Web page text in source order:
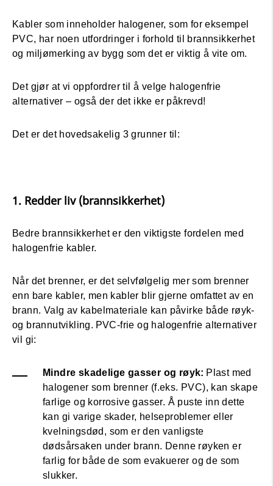
Kabler som inneholder halogener, som for eksempel
PVC, har noen utfordringer i forhold til brannsikkerhet
og miljømerking av bygg som det er viktig å vite om.
Det gjør at vi oppfordrer til å velge halogenfrie
alternativer – også der det ikke er påkrevd!
Det er det hovedsakelig 3 grunner til:
1. Redder liv (brannsikkerhet)
Bedre brannsikkerhet er den viktigste fordelen med
halogenfrie kabler.
Når det brenner, er det selvfølgelig mer som brenner
enn bare kabler, men kabler blir gjerne omfattet av en
brann. Valg av kabelmateriale kan påvirke både røyk-
og brannutvikling. PVC-frie og halogenfrie alternativer
vil gi:
Mindre skadelige gasser og røyk: Plast med
halogener som brenner (f.eks. PVC), kan skape
farlige og korrosive gasser. Å puste inn dette
kan gi varige skader, helseproblemer eller
kvelningsdød, som er den vanligste
dødsårsaken under brann. Denne røyken er
farlig for både de som evakuerer og de som
slukker.